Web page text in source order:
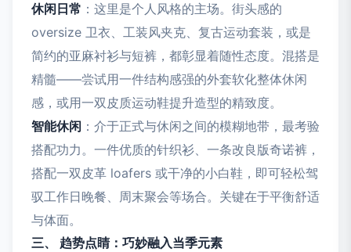
休闲日常 ：这里是个人风格的主场。街头感的
oversize 卫衣、工装风夹克、复古运动套装，或是
简约的亚麻衬衫与短裤，都彰显着随性态度。混搭是
精髓——尝试用一件结构感强的外套软化整体休闲
感，或用一双皮质运动鞋提升造型的精致度。
智能休闲 ：介于正式与休闲之间的模糊地带，最考验
搭配功力。一件优质的针织衫、一条改良版奇诺裤，
搭配一双皮革 loafers 或干净的小白鞋，即可轻松驾
驭工作日晚餐、周末聚会等场合。关键在于平衡舒适
与体面。
三、 趋势点睛：巧妙融入当季元素